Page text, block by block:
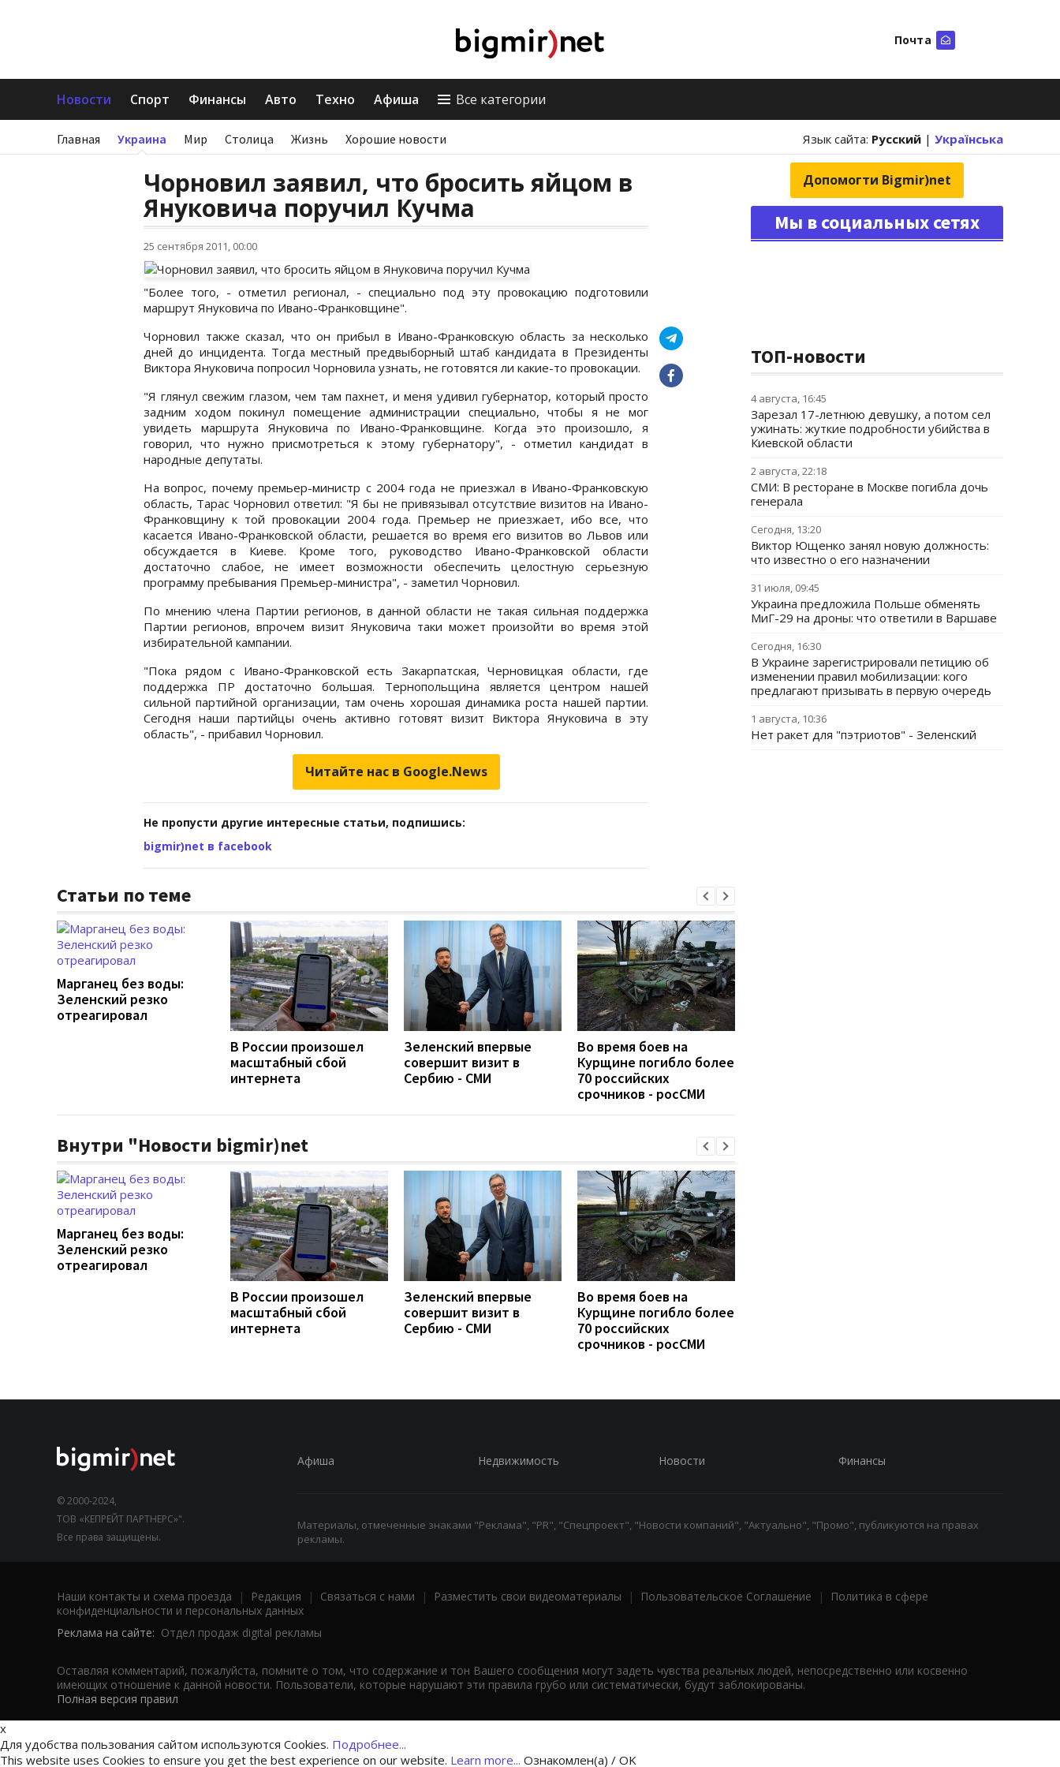
Почта
Новости Спорт Финансы Авто Техно Афиша Все категории
Главная Украина Мир Столица Жизнь Хорошие новости Язык сайта: Русский | Українська
Чорновил заявил, что бросить яйцом в
Януковича поручил Кучма
25 сентября 2011, 00:00
"Более того, - отметил регионал, - специально под эту провокацию подготовили
маршрут Януковича по Ивано-Франковщине".
Чорновил также сказал, что он прибыл в Ивано-Франковскую область за несколько
дней до инцидента. Тогда местный предвыборный штаб кандидата в Президенты
Виктора Януковича попросил Чорновила узнать, не готовятся ли какие-то провокации.
"Я глянул свежим глазом, чем там пахнет, и меня удивил губернатор, который просто
задним ходом покинул помещение администрации специально, чтобы я не мог
увидеть маршрута Януковича по Ивано-Франковщине. Когда это произошло, я
говорил, что нужно присмотреться к этому губернатору", - отметил кандидат в
народные депутаты.
На вопрос, почему премьер-министр с 2004 года не приезжал в Ивано-Франковскую
область, Тарас Чорновил ответил: "Я бы не привязывал отсутствие визитов на Ивано-
Франковщину к той провокации 2004 года. Премьер не приезжает, ибо все, что
касается Ивано-Франковской области, решается во время его визитов во Львов или
обсуждается в Киеве. Кроме того, руководство Ивано-Франковской области
достаточно слабое, не имеет возможности обеспечить целостную серьезную
программу пребывания Премьер-министра", - заметил Чорновил.
По мнению члена Партии регионов, в данной области не такая сильная поддержка
Партии регионов, впрочем визит Януковича таки может произойти во время этой
избирательной кампании.
"Пока рядом с Ивано-Франковской есть Закарпатская, Черновицкая области, где
поддержка ПР достаточно большая. Тернопольщина является центром нашей
сильной партийной организации, там очень хорошая динамика роста нашей партии.
Сегодня наши партийцы очень активно готовят визит Виктора Януковича в эту
область", - прибавил Чорновил.
Читайте нас в Google.News
Не пропусти другие интересные статьи, подпишись:
bigmir)net в facebook
Статьи по теме
Марганец без воды:
Зеленский резко
отреагировал
В России произошел
масштабный сбой
интернета
Зеленский впервые
совершит визит в
Сербию - СМИ
Во время боев на
Курщине погибло более
70 российских
срочников - росСМИ
Внутри "Новости bigmir)net
Марганец без воды:
Зеленский резко
отреагировал
В России произошел
масштабный сбой
интернета
Зеленский впервые
совершит визит в
Сербию - СМИ
Во время боев на
Курщине погибло более
70 российских
срочников - росСМИ
Допомогти Bigmir)net
Мы в социальных сетях
ТОП-новости
4 августа, 16:45
Зарезал 17-летнюю девушку, а потом сел
ужинать: жуткие подробности убийства в
Киевской области
2 августа, 22:18
СМИ: В ресторане в Москве погибла дочь
генерала
Сегодня, 13:20
Виктор Ющенко занял новую должность:
что известно о его назначении
31 июля, 09:45
Украина предложила Польше обменять
МиГ-29 на дроны: что ответили в Варшаве
Сегодня, 16:30
В Украине зарегистрировали петицию об
изменении правил мобилизации: кого
предлагают призывать в первую очередь
1 августа, 10:36
Нет ракет для "пэтриотов" - Зеленский
© 2000-2024,
ТОВ «КЕПРЕЙТ ПАРТНЕРС»".
Все права защищены.
Афиша Недвижимость Новости Финансы
Материалы, отмеченные знаками "Реклама", "PR", "Спецпроект", "Новости компаний", "Актуально", "Промо", публикуются на правах
рекламы.
Наши контакты и схема проезда | Редакция | Связаться с нами | Разместить свои видеоматериалы | Пользовательское Соглашение |
Политика в сфере
конфиденциальности и персональных данных
Реклама на сайте: Отдел продаж digital рекламы
Оставляя комментарий, пожалуйста, помните о том, что содержание и тон Вашего сообщения могут задеть чувства реальных людей, непосредственно или косвенно
имеющих отношение к данной новости. Пользователи, которые нарушают эти правила грубо или систематически, будут заблокированы.
Полная версия правил
x
Для удобства пользования сайтом используются Cookies. Подробнее...
This website uses Cookies to ensure you get the best experience on our website. Learn more... Ознакомлен(а) / OK